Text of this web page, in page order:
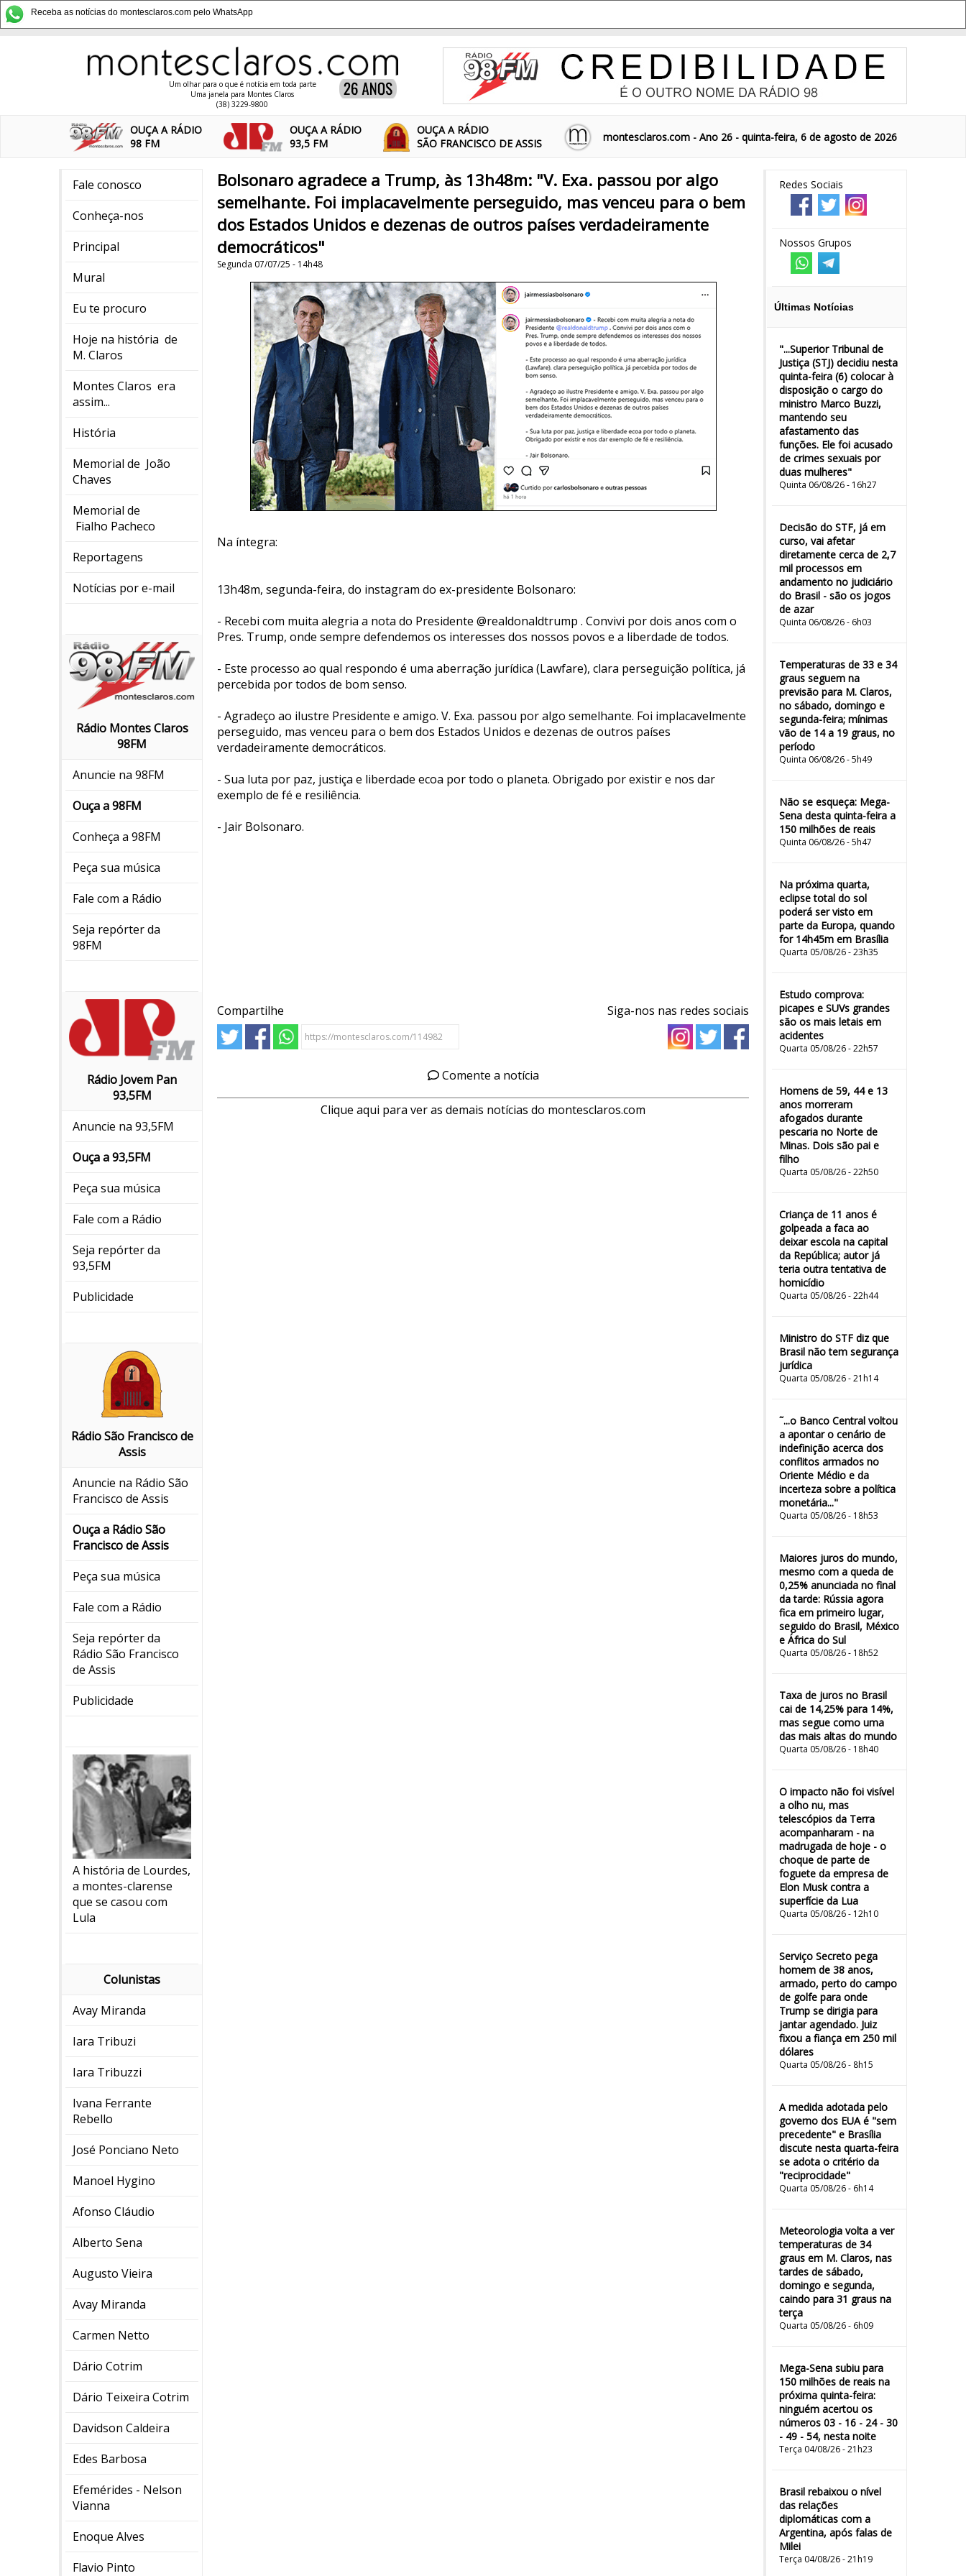
Receba as notícias do montesclaros.com pelo WhatsApp
Um olhar para o que é notícia em toda parte
Uma janela para Montes Claros
(38) 3229-9800
OUÇA A RÁDIO
98 FM
OUÇA A RÁDIO
93,5 FM
OUÇA A RÁDIO
SÃO FRANCISCO DE ASSIS
montesclaros.com - Ano 26 - quinta-feira, 6 de agosto de 2026
Fale conosco
Conheça-nos
Principal
Mural
Eu te procuro
Hoje na história de
M. Claros
Montes Claros era
assim...
História
Memorial de João
Chaves
Memorial de
Fialho Pacheco
Reportagens
Notícias por e-mail
Rádio Montes Claros
98FM
Anuncie na 98FM
Ouça a 98FM
Conheça a 98FM
Peça sua música
Fale com a Rádio
Seja repórter da
98FM
Rádio Jovem Pan
93,5FM
Anuncie na 93,5FM
Ouça a 93,5FM
Peça sua música
Fale com a Rádio
Seja repórter da
93,5FM
Publicidade
Rádio São Francisco de
Assis
Anuncie na Rádio São
Francisco de Assis
Ouça a Rádio São
Francisco de Assis
Peça sua música
Fale com a Rádio
Seja repórter da
Rádio São Francisco
de Assis
Publicidade
A história de Lourdes,
a montes-clarense
que se casou com
Lula
Colunistas
Avay Miranda
Iara Tribuzi
Iara Tribuzzi
Ivana Ferrante
Rebello
José Ponciano Neto
Manoel Hygino
Afonso Cláudio
Alberto Sena
Augusto Vieira
Avay Miranda
Carmen Netto
Dário Cotrim
Dário Teixeira Cotrim
Davidson Caldeira
Edes Barbosa
Efemérides - Nelson
Vianna
Enoque Alves
Flavio Pinto
Redes Sociais
Nossos Grupos
Últimas Notícias
"...Superior Tribunal de
Justiça (STJ) decidiu nesta
quinta-feira (6) colocar à
disposição o cargo do
ministro Marco Buzzi,
mantendo seu
afastamento das
funções. Ele foi acusado
de crimes sexuais por
duas mulheres"
Quinta 06/08/26 - 16h27
Decisão do STF, já em
curso, vai afetar
diretamente cerca de 2,7
mil processos em
andamento no judiciário
do Brasil - são os jogos
de azar
Quinta 06/08/26 - 6h03
Temperaturas de 33 e 34
graus seguem na
previsão para M. Claros,
no sábado, domingo e
segunda-feira; mínimas
vão de 14 a 19 graus, no
período
Quinta 06/08/26 - 5h49
Não se esqueça: Mega-
Sena desta quinta-feira a
150 milhões de reais
Quinta 06/08/26 - 5h47
Na próxima quarta,
eclipse total do sol
poderá ser visto em
parte da Europa, quando
for 14h45m em Brasília
Quarta 05/08/26 - 23h35
Estudo comprova:
picapes e SUVs grandes
são os mais letais em
acidentes
Quarta 05/08/26 - 22h57
Homens de 59, 44 e 13
anos morreram
afogados durante
pescaria no Norte de
Minas. Dois são pai e
filho
Quarta 05/08/26 - 22h50
Criança de 11 anos é
golpeada a faca ao
deixar escola na capital
da República; autor já
teria outra tentativa de
homicídio
Quarta 05/08/26 - 22h44
Ministro do STF diz que
Brasil não tem segurança
jurídica
Quarta 05/08/26 - 21h14
˜...o Banco Central voltou
a apontar o cenário de
indefinição acerca dos
conflitos armados no
Oriente Médio e da
incerteza sobre a política
monetária..."
Quarta 05/08/26 - 18h53
Maiores juros do mundo,
mesmo com a queda de
0,25% anunciada no final
da tarde: Rússia agora
fica em primeiro lugar,
seguido do Brasil, México
e África do Sul
Quarta 05/08/26 - 18h52
Taxa de juros no Brasil
cai de 14,25% para 14%,
mas segue como uma
das mais altas do mundo
Quarta 05/08/26 - 18h40
O impacto não foi visível
a olho nu, mas
telescópios da Terra
acompanharam - na
madrugada de hoje - o
choque de parte de
foguete da empresa de
Elon Musk contra a
superfície da Lua
Quarta 05/08/26 - 12h10
Serviço Secreto pega
homem de 38 anos,
armado, perto do campo
de golfe para onde
Trump se dirigia para
jantar agendado. Juiz
fixou a fiança em 250 mil
dólares
Quarta 05/08/26 - 8h15
A medida adotada pelo
governo dos EUA é "sem
precedente" e Brasília
discute nesta quarta-feira
se adota o critério da
"reciprocidade"
Quarta 05/08/26 - 6h14
Meteorologia volta a ver
temperaturas de 34
graus em M. Claros, nas
tardes de sábado,
domingo e segunda,
caindo para 31 graus na
terça
Quarta 05/08/26 - 6h09
Mega-Sena subiu para
150 milhões de reais na
próxima quinta-feira:
ninguém acertou os
números 03 - 16 - 24 - 30
- 49 - 54, nesta noite
Terça 04/08/26 - 21h23
Brasil rebaixou o nível
das relações
diplomáticas com a
Argentina, após falas de
Milei
Terça 04/08/26 - 21h19
Bolsonaro agradece a Trump, às 13h48m: "V. Exa. passou por algo
semelhante. Foi implacavelmente perseguido, mas venceu para o bem
dos Estados Unidos e dezenas de outros países verdadeiramente
democráticos"
Segunda 07/07/25 - 14h48
Na íntegra:
13h48m, segunda-feira, do instagram do ex-presidente Bolsonaro:
- Recebi com muita alegria a nota do Presidente @realdonaldtrump . Convivi por dois anos com o
Pres. Trump, onde sempre defendemos os interesses dos nossos povos e a liberdade de todos.
- Este processo ao qual respondo é uma aberração jurídica (Lawfare), clara perseguição política, já
percebida por todos de bom senso.
- Agradeço ao ilustre Presidente e amigo. V. Exa. passou por algo semelhante. Foi implacavelmente
perseguido, mas venceu para o bem dos Estados Unidos e dezenas de outros países
verdadeiramente democráticos.
- Sua luta por paz, justiça e liberdade ecoa por todo o planeta. Obrigado por existir e nos dar
exemplo de fé e resiliência.
- Jair Bolsonaro.
Compartilhe Siga-nos nas redes sociais
Comente a notícia
Clique aqui para ver as demais notícias do montesclaros.com